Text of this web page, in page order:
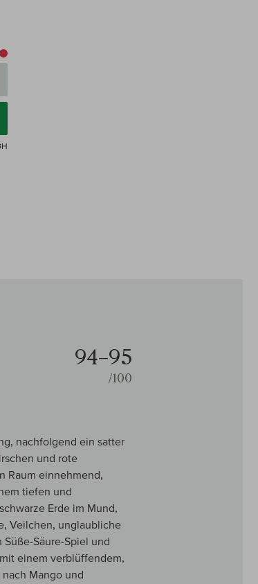
94–95
/100
nachfolgend ein satter
und rote
Raum einnehmend,
tiefen und
Erde im Mund,
Veilchen, unglaubliche
Säure-Spiel und
einem verblüffendem,
Mango und